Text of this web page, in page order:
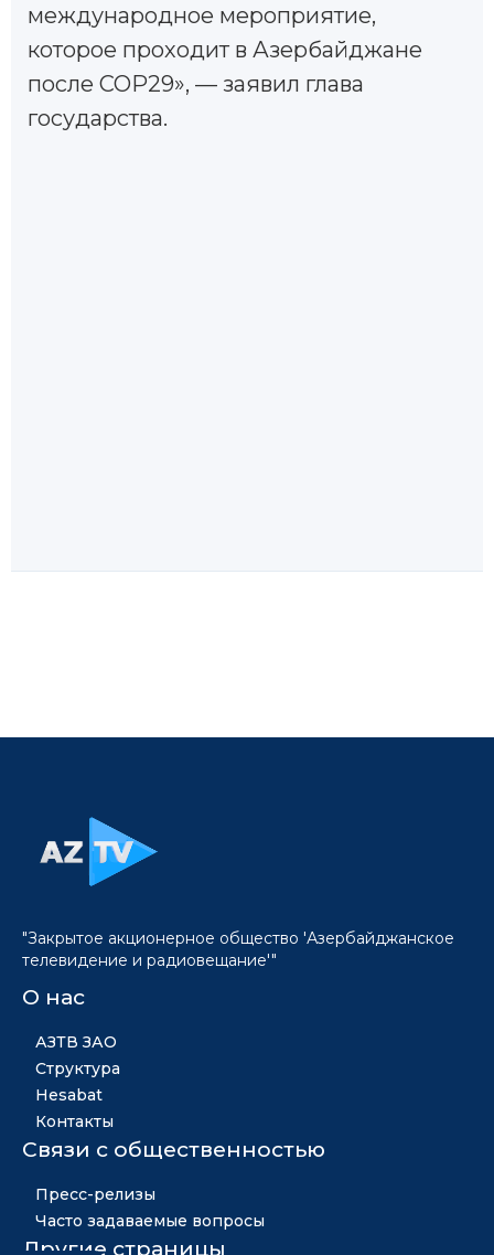
международное мероприятие,
которое проходит в Азербайджане
после COP29», — заявил глава
государства.
"Закрытое акционерное общество 'Азербайджанское
телевидение и радиовещание'"
О нас
АЗТВ ЗАО
Структура
Hesabat
Контакты
Связи с общественностью
Пресс-релизы
Часто задаваемые вопросы
Другие страницы